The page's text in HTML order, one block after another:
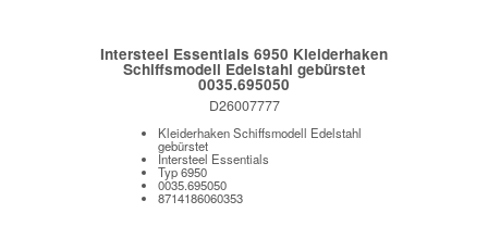
Intersteel Essentials 6950 Kleiderhaken
Schiffsmodell Edelstahl gebürstet
0035.695050
D26007777
Kleiderhaken Schiffsmodell Edelstahl
gebürstet
Intersteel Essentials
Typ 6950
0035.695050
8714186060353